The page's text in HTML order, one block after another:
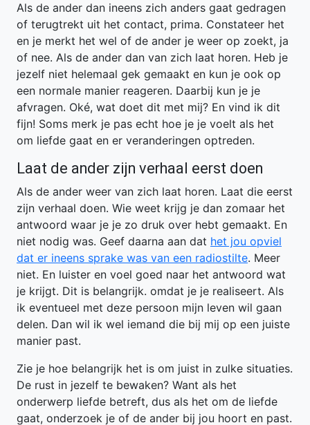
Als de ander dan ineens zich anders gaat gedragen
of terugtrekt uit het contact, prima. Constateer het
en je merkt het wel of de ander je weer op zoekt, ja
of nee. Als de ander dan van zich laat horen. Heb je
jezelf niet helemaal gek gemaakt en kun je ook op
een normale manier reageren. Daarbij kun je je
afvragen. Oké, wat doet dit met mij? En vind ik dit
fijn! Soms merk je pas echt hoe je je voelt als het
om liefde gaat en er veranderingen optreden.
Laat de ander zijn verhaal eerst doen
Als de ander weer van zich laat horen. Laat die eerst
zijn verhaal doen. Wie weet krijg je dan zomaar het
antwoord waar je je zo druk over hebt gemaakt. En
niet nodig was. Geef daarna aan dat het jou opviel
dat er ineens sprake was van een radiostilte. Meer
niet. En luister en voel goed naar het antwoord wat
je krijgt. Dit is belangrijk. omdat je je realiseert. Als
ik eventueel met deze persoon mijn leven wil gaan
delen. Dan wil ik wel iemand die bij mij op een juiste
manier past.
Zie je hoe belangrijk het is om juist in zulke situaties.
De rust in jezelf te bewaken? Want als het
onderwerp liefde betreft, dus als het om de liefde
gaat, onderzoek je of de ander bij jou hoort en past.